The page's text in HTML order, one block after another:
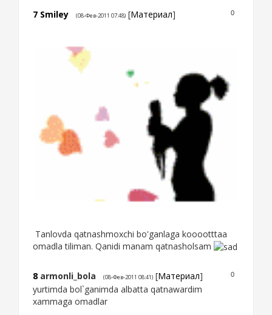
0
7 Smiley (08-Фев-2011 07:48) [Материал]
Tanlovda qatnashmoxchi bo'ganlaga kooootttaa
omadla tiliman. Qanidi manam qatnasholsam
0
8 armonli_bola (08-Фев-2011 08:41) [Материал]
yurtimda bol`ganimda albatta qatnawardim
xammaga omadlar